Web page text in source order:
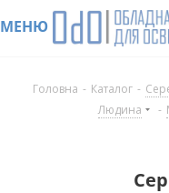
МЕНЮ
Головна - Каталог -
Людина
-